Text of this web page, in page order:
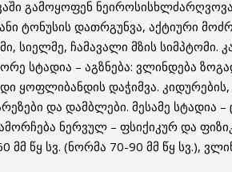
გამოყოფენ
ტონუსის დათრგუნვა, აქტიური
სიელმე, ჩამავალი მზის
სტადია – აგზნება: ვლინდება
ყოფლიბანდის დაჭიმვა.
და დამბლები. მესამე
ნერვულ – ფსიქიკურ და
მმ წყ სვ. (ნორმა 70-90 მმ წყ სვ.),